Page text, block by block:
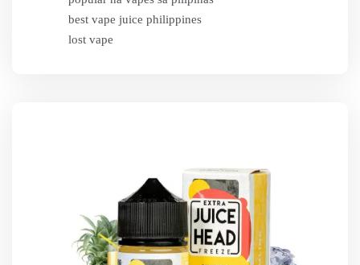
best vape juice philippines
lost vape